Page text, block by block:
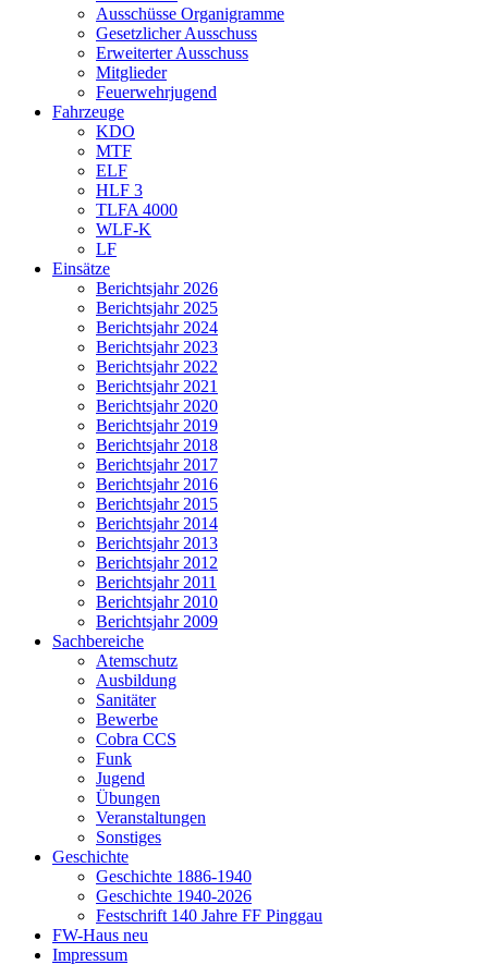
Ausschüsse Organigramme
Gesetzlicher Ausschuss
Erweiterter Ausschuss
Mitglieder
Feuerwehrjugend
Fahrzeuge
KDO
MTF
ELF
HLF 3
TLFA 4000
WLF-K
LF
Einsätze
Berichtsjahr 2026
Berichtsjahr 2025
Berichtsjahr 2024
Berichtsjahr 2023
Berichtsjahr 2022
Berichtsjahr 2021
Berichtsjahr 2020
Berichtsjahr 2019
Berichtsjahr 2018
Berichtsjahr 2017
Berichtsjahr 2016
Berichtsjahr 2015
Berichtsjahr 2014
Berichtsjahr 2013
Berichtsjahr 2012
Berichtsjahr 2011
Berichtsjahr 2010
Berichtsjahr 2009
Sachbereiche
Atemschutz
Ausbildung
Sanitäter
Bewerbe
Cobra CCS
Funk
Jugend
Übungen
Veranstaltungen
Sonstiges
Geschichte
Geschichte 1886-1940
Geschichte 1940-2026
Festschrift 140 Jahre FF Pinggau
FW-Haus neu
Impressum